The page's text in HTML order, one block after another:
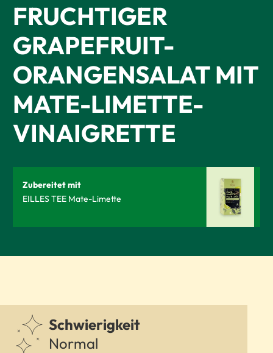
FRUCHTIGER
GRAPEFRUIT-
ORANGENSALAT MIT
MATE-LIMETTE-
VINAIGRETTE
Zubereitet mit
EILLES TEE Mate-Limette
Schwierigkeit
Normal